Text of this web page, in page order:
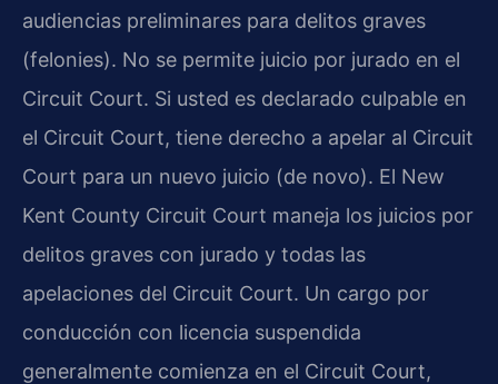
audiencias preliminares para delitos graves
(felonies). No se permite juicio por jurado en el
Circuit Court. Si usted es declarado culpable en
el Circuit Court, tiene derecho a apelar al Circuit
Court para un nuevo juicio (de novo). El New
Kent County Circuit Court maneja los juicios por
delitos graves con jurado y todas las
apelaciones del Circuit Court. Un cargo por
conducción con licencia suspendida
generalmente comienza en el Circuit Court,